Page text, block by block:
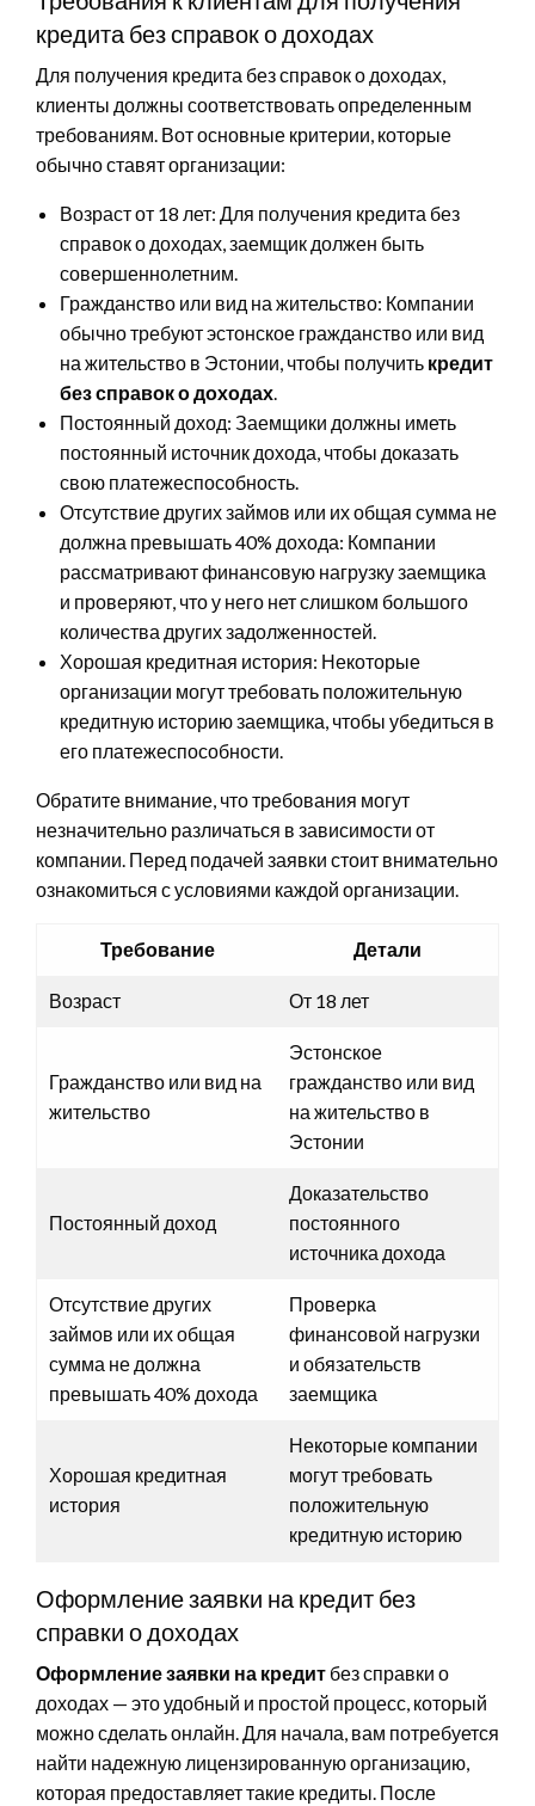
кредита без справок о доходах
Для получения кредита без справок о доходах,
клиенты должны соответствовать определенным
требованиям. Вот основные критерии, которые
обычно ставят организации:
Возраст от 18 лет: Для получения кредита без
справок о доходах, заемщик должен быть
совершеннолетним.
Гражданство или вид на жительство: Компании
обычно требуют эстонское гражданство или вид
на жительство в Эстонии, чтобы получить кредит
без справок о доходах.
Постоянный доход: Заемщики должны иметь
постоянный источник дохода, чтобы доказать
свою платежеспособность.
Отсутствие других займов или их общая сумма не
должна превышать 40% дохода: Компании
рассматривают финансовую нагрузку заемщика
и проверяют, что у него нет слишком большого
количества других задолженностей.
Хорошая кредитная история: Некоторые
организации могут требовать положительную
кредитную историю заемщика, чтобы убедиться в
его платежеспособности.
Обратите внимание, что требования могут
незначительно различаться в зависимости от
компании. Перед подачей заявки стоит внимательно
ознакомиться с условиями каждой организации.
Требование Детали
Возраст От 18 лет
Гражданство или вид на
жительство
Эстонское
гражданство или вид
на жительство в
Эстонии
Постоянный доход
Доказательство
постоянного
источника дохода
Отсутствие других
займов или их общая
сумма не должна
превышать 40% дохода
Проверка
финансовой нагрузки
и обязательств
заемщика
Хорошая кредитная
история
Некоторые компании
могут требовать
положительную
кредитную историю
Оформление заявки на кредит без
справки о доходах
Оформление заявки на кредит без справки о
доходах — это удобный и простой процесс, который
можно сделать онлайн. Для начала, вам потребуется
найти надежную лицензированную организацию,
которая предоставляет такие кредиты. После